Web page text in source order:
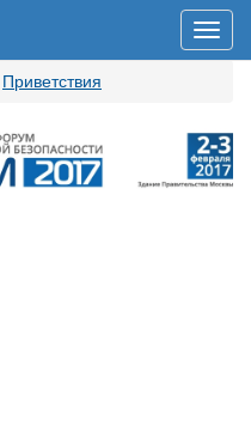
Меню
Приветствия